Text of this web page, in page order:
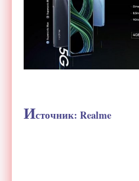
Источник: Realme